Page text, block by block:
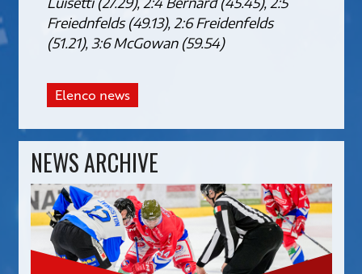
Freiednfelds (49.13), 2:6 Freidenfelds
(51.21), 3:6 McGowan (59.54)
Elenco news
NEWS ARCHIVE